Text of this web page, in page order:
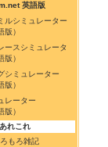
英語版
ルシミュレーター
）
ースシミュレータ
）
シミュレーター
）
レーター
）
れこれ
もろ雑記